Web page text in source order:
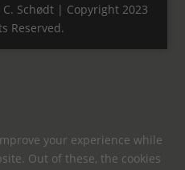
Schødt | Copyright 2023
Reserved.
your experience while
Out of these, the cookies